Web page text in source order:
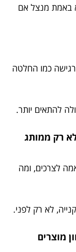
באמת מנצל אם
כמו החלטה
להתאים יותר.
רק ממותג
לצרכים, ומה
לא רק לפני.
מוצרים